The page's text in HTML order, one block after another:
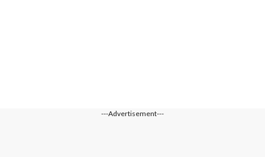
---Advertisement---